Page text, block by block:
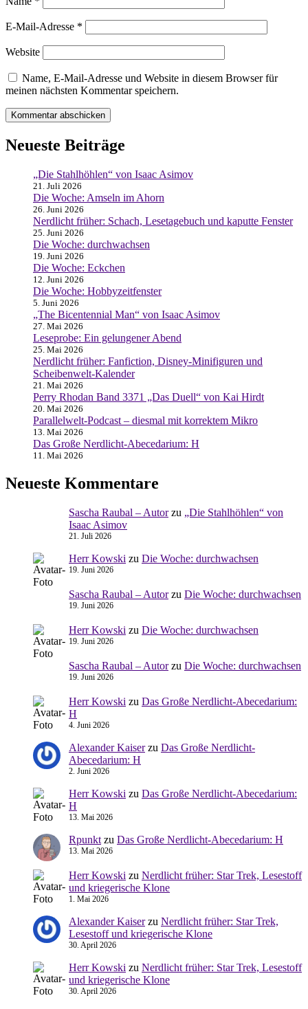
E-Mail-Adresse *
Website
Name, E-Mail-Adresse und Website in diesem Browser für
meinen nächsten Kommentar speichern.
Neueste Beiträge
„Die Stahlhöhlen“ von Isaac Asimov
21. Juli 2026
Die Woche: Amseln im Ahorn
26. Juni 2026
Nerdlicht früher: Schach, Lesetagebuch und kaputte Fenster
25. Juni 2026
Die Woche: durchwachsen
19. Juni 2026
Die Woche: Eckchen
12. Juni 2026
Die Woche: Hobbyzeitfenster
5. Juni 2026
„The Bicentennial Man“ von Isaac Asimov
27. Mai 2026
Leseprobe: Ein gelungener Abend
25. Mai 2026
Nerdlicht früher: Fanfiction, Disney-Minifiguren und
Scheibenwelt-Kalender
21. Mai 2026
Perry Rhodan Band 3371 „Das Duell“ von Kai Hirdt
20. Mai 2026
Parallelwelt-Podcast – diesmal mit korrektem Mikro
13. Mai 2026
Das Große Nerdlicht-Abecedarium: H
11. Mai 2026
Neueste Kommentare
Sascha Raubal – Autorzu „Die Stahlhöhlen“ von
Isaac Asimov
21. Juli 2026
Herr Kowski zu Die Woche: durchwachsen
19. Juni 2026
Sascha Raubal – Autorzu Die Woche: durchwachsen
19. Juni 2026
Herr Kowski zu Die Woche: durchwachsen
19. Juni 2026
Sascha Raubal – Autorzu Die Woche: durchwachsen
19. Juni 2026
Herr Kowski zu Das Große Nerdlicht-Abecedarium:
H
4. Juni 2026
Alexander Kaiserzu Das Große Nerdlicht-
Abecedarium: H
2. Juni 2026
Herr Kowski zu Das Große Nerdlicht-Abecedarium:
H
13. Mai 2026
Rpunkt zu Das Große Nerdlicht-Abecedarium: H
13. Mai 2026
Herr Kowski zu Nerdlicht früher: Star Trek, Lesestoff
und kriegerische Klone
1. Mai 2026
Alexander Kaiserzu Nerdlicht früher: Star Trek,
Lesestoff und kriegerische Klone
30. April 2026
Herr Kowski zu Nerdlicht früher: Star Trek, Lesestoff
und kriegerische Klone
30. April 2026